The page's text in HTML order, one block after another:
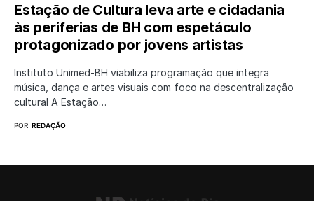
Estação de Cultura leva arte e cidadania
às periferias de BH com espetáculo
protagonizado por jovens artistas
Instituto Unimed-BH viabiliza programação que integra
música, dança e artes visuais com foco na descentralização
cultural A Estação…
POR REDAÇÃO